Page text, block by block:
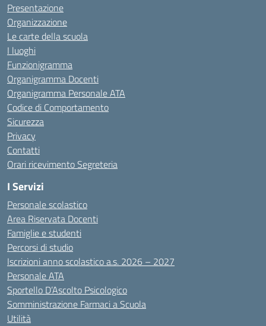
Presentazione
Organizzazione
Le carte della scuola
I luoghi
Funzionigramma
Organigramma Docenti
Organigramma Personale ATA
Codice di Comportamento
Sicurezza
Privacy
Contatti
Orari ricevimento Segreteria
I Servizi
Personale scolastico
Area Riservata Docenti
Famiglie e studenti
Percorsi di studio
Iscrizioni anno scolastico a.s. 2026 – 2027
Personale ATA
Sportello D’Ascolto Psicologico
Somministrazione Farmaci a Scuola
Utilità